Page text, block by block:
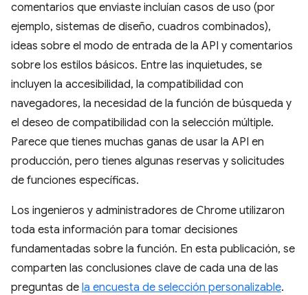
comentarios que enviaste incluían casos de uso (por
ejemplo, sistemas de diseño, cuadros combinados),
ideas sobre el modo de entrada de la API y comentarios
sobre los estilos básicos. Entre las inquietudes, se
incluyen la accesibilidad, la compatibilidad con
navegadores, la necesidad de la función de búsqueda y
el deseo de compatibilidad con la selección múltiple.
Parece que tienes muchas ganas de usar la API en
producción, pero tienes algunas reservas y solicitudes
de funciones específicas.
Los ingenieros y administradores de Chrome utilizaron
toda esta información para tomar decisiones
fundamentadas sobre la función. En esta publicación, se
comparten las conclusiones clave de cada una de las
preguntas de la encuesta de selección personalizable.